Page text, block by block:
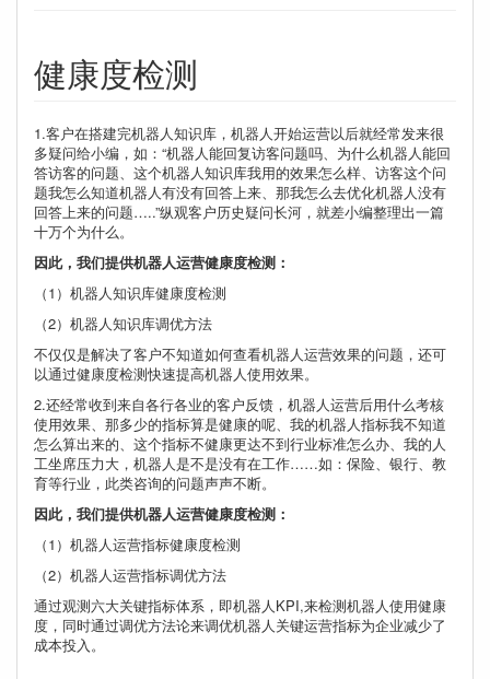
健康度检测
1.客户在搭建完机器人知识库，机器人开始运营以后就经常发来很
多疑问给小编，如：“机器人能回复访客问题吗、为什么机器人能回
答访客的问题、这个机器人知识库我用的效果怎么样、访客这个问
题我怎么知道机器人有没有回答上来、那我怎么去优化机器人没有
回答上来的问题…..”纵观客户历史疑问长河，就差小编整理出一篇
十万个为什么。
因此，我们提供机器人运营健康度检测：
（1）机器人知识库健康度检测
（2）机器人知识库调优方法
不仅仅是解决了客户不知道如何查看机器人运营效果的问题，还可
以通过健康度检测快速提高机器人使用效果。
2.还经常收到来自各行各业的客户反馈，机器人运营后用什么考核
使用效果、那多少的指标算是健康的呢、我的机器人指标我不知道
怎么算出来的、这个指标不健康更达不到行业标准怎么办、我的人
工坐席压力大，机器人是不是没有在工作……如：保险、银行、教
育等行业，此类咨询的问题声声不断。
因此，我们提供机器人运营健康度检测：
（1）机器人运营指标健康度检测
（2）机器人运营指标调优方法
通过观测六大关键指标体系，即机器人KPI,来检测机器人使用健康
度，同时通过调优方法论来调优机器人关键运营指标为企业减少了
成本投入。